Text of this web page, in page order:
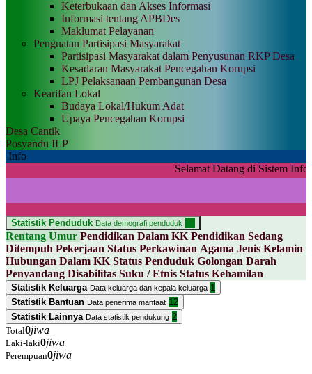
Keterbukaan dan Akses Informasi
Informasi tentang APBDes
Maklumat Pelayanan
Penguatan Partisipasi Masyarakat
Partisipasi Masyarakat dalam Penyusunan RKP Desa
Kesadaran Masyarakat Pencegahan Korupsi
LPJ Pelaksanaan Pembangunan Desa
Kearifan Lokal
Budaya Lokal/Hukum Adat
Upaya Pencegahan Korupsi
Desa Cantik
Posyandu ILP
Info
Selamat Datang di Sistem Informasi Pekon
Statistik Penduduk Data demografi penduduk
Rentang Umur Pendidikan Dalam KK Pendidikan Sedang
Ditempuh Pekerjaan Status Perkawinan Agama Jenis Kelamin
Hubungan Dalam KK Status Penduduk Golongan Darah
Penyandang Disabilitas Suku / Etnis Status Kehamilan
Statistik Keluarga Data keluarga dan kepala keluarga 1
Statistik Bantuan Data penerima manfaat 12
Statistik Lainnya Data statistik pendukung 2
Total0jiwa
Laki-laki0jiwa
Perempuan0jiwa